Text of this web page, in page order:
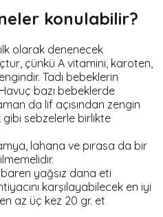
konulabilir?
olarak denenecek
çünkü A vitamini, karoten,
Tadı bebeklerin
bazı bebeklerde
da lif açısından zengin
gibi sebzelerle birlikte
lahana ve pırasa da bir
yağsız dana eti
karşılayabilecek en iyi
az üç kez 20 gr. et